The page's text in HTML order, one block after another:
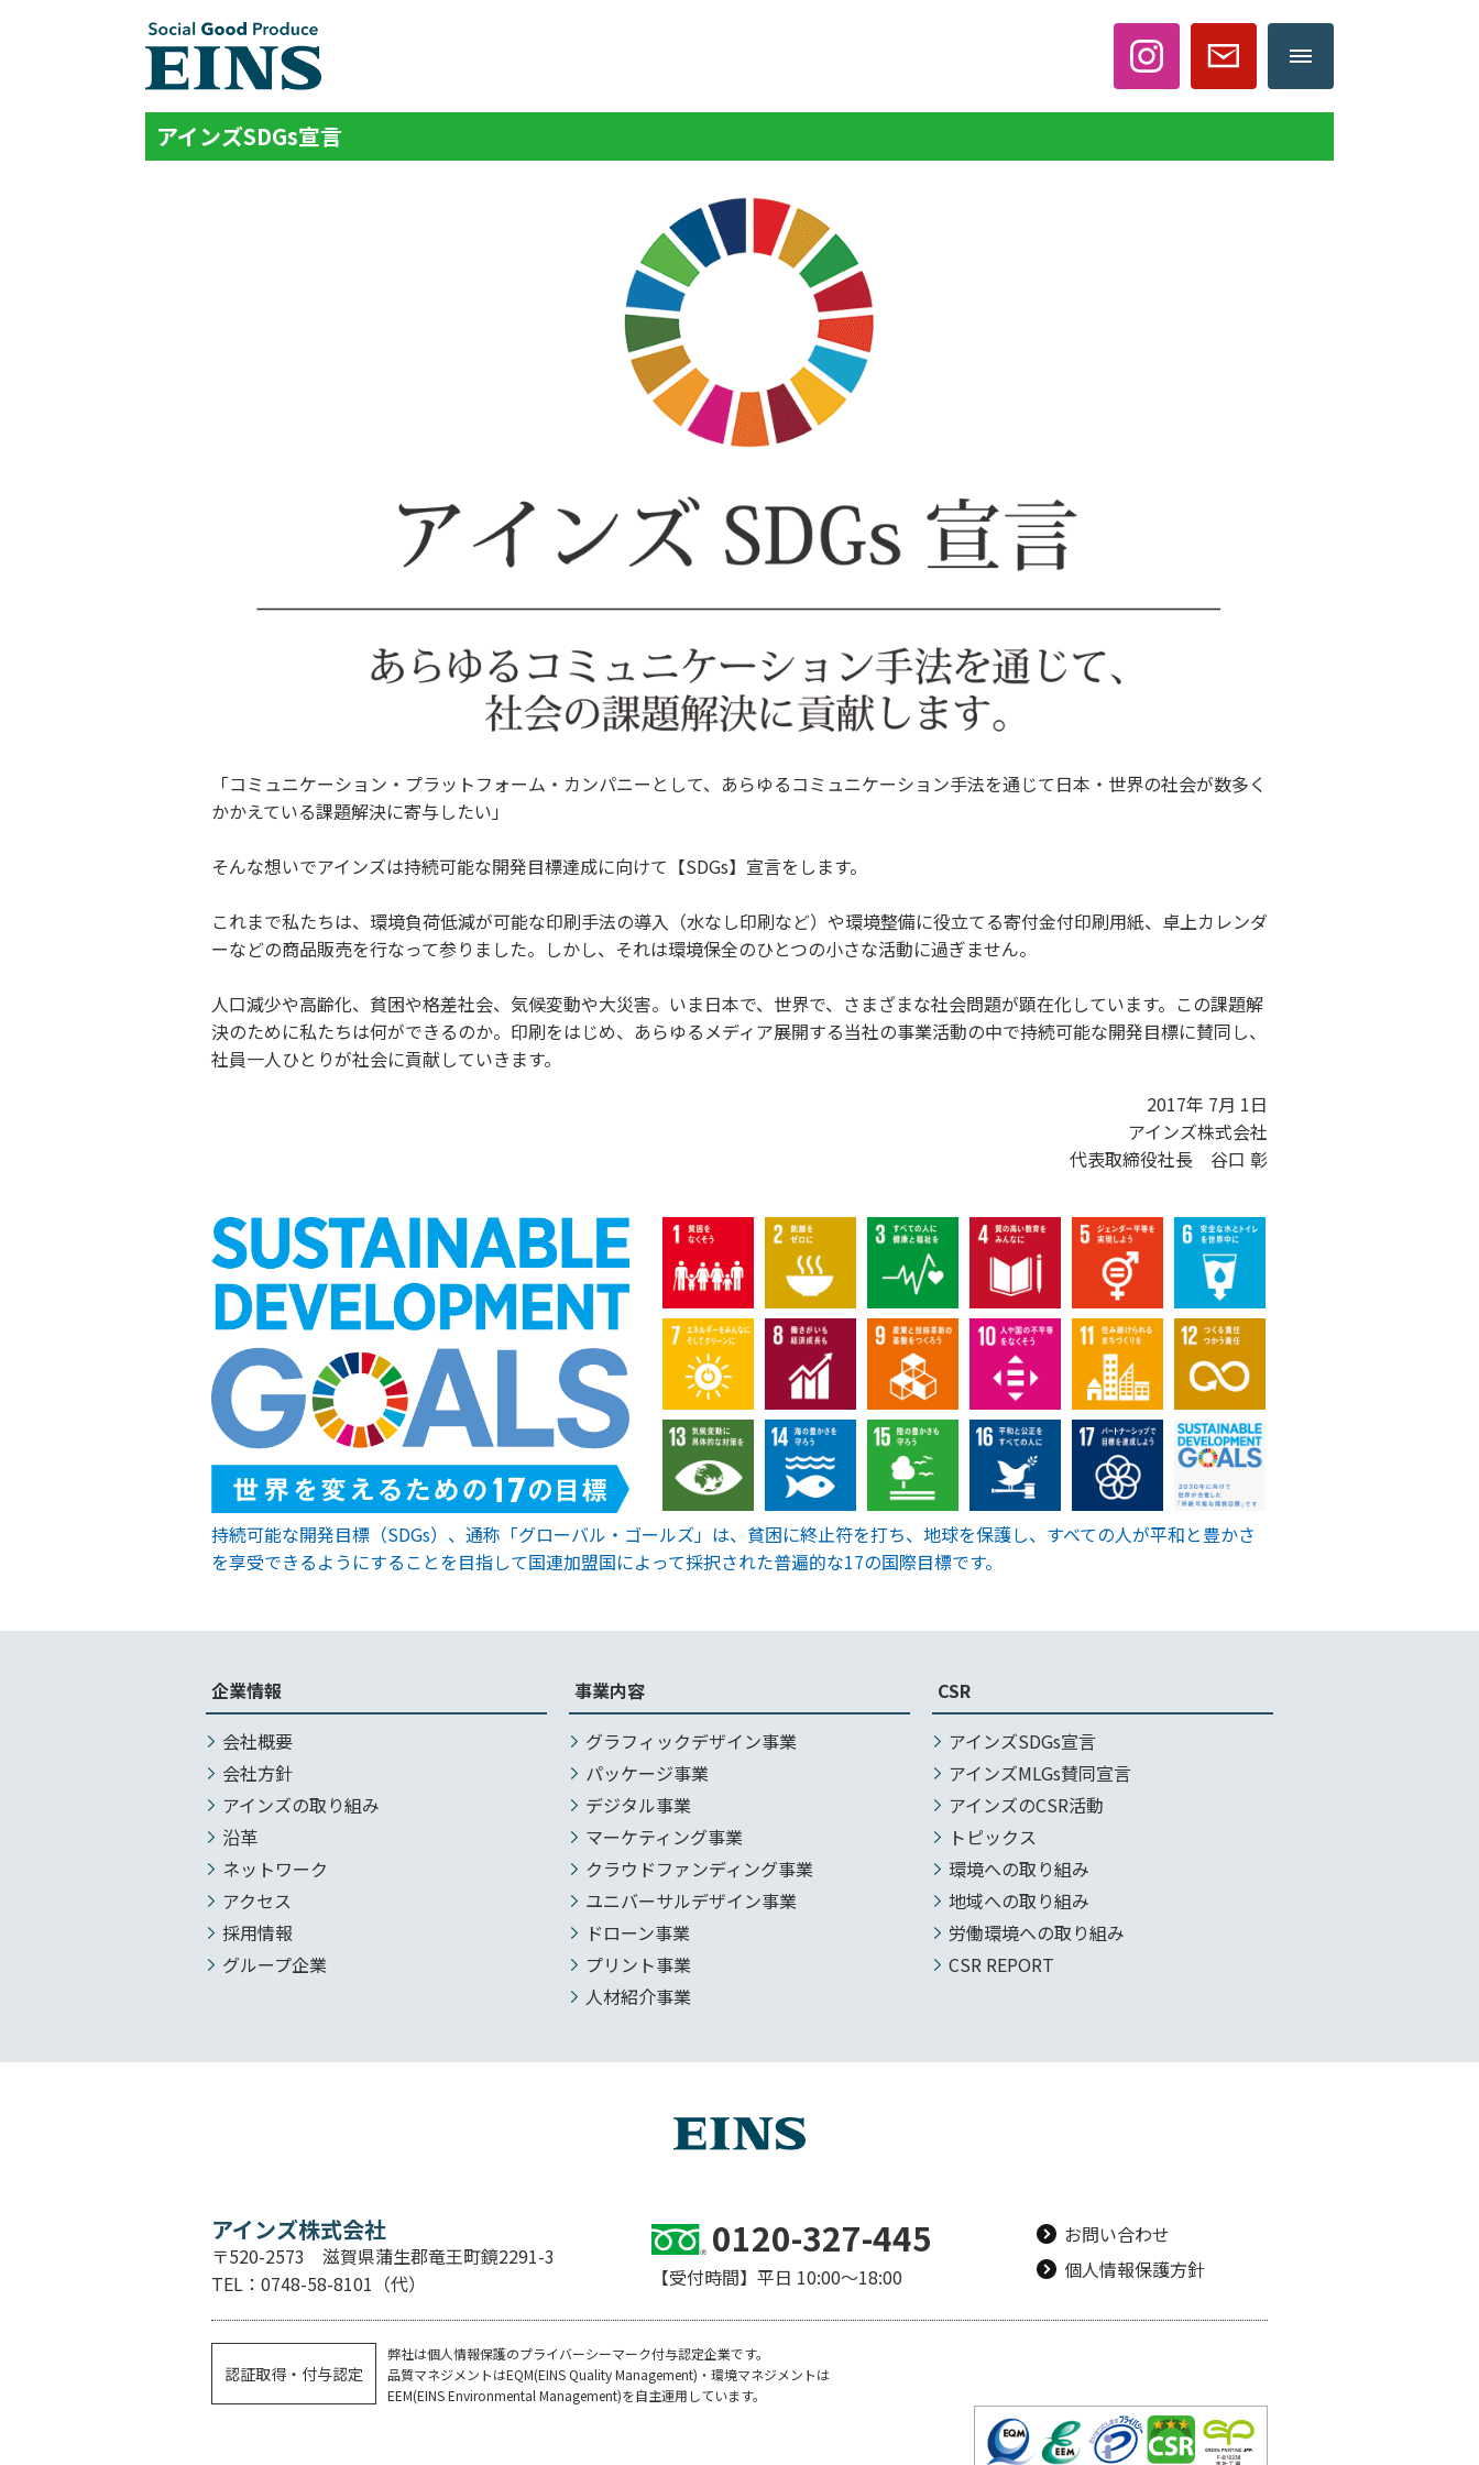
アインズSDGs宣言
「コミュニケーション・プラットフォーム・カンパニーとして、あらゆるコミュニケーション手法を通じて日本・世界の社会が数多く
かかえている課題解決に寄与したい」
そんな想いでアインズは持続可能な開発目標達成に向けて【SDGs】宣言をします。
これまで私たちは、環境負荷低減が可能な印刷手法の導入（水なし印刷など）や環境整備に役立てる寄付金付印刷用紙、卓上カレンダ
ーなどの商品販売を行なって参りました。しかし、それは環境保全のひとつの小さな活動に過ぎません。
人口減少や高齢化、貧困や格差社会、気候変動や大災害。いま日本で、世界で、さまざまな社会問題が顕在化しています。この課題解
決のために私たちは何ができるのか。印刷をはじめ、あらゆるメディア展開する当社の事業活動の中で持続可能な開発目標に賛同し、
社員一人ひとりが社会に貢献していきます。
2017年 7月 1日
アインズ株式会社
代表取締役社長 谷口 彰
持続可能な開発目標（SDGs）、通称「グローバル・ゴールズ」は、貧困に終止符を打ち、地球を保護し、すべての人が平和と豊かさ
を享受できるようにすることを目指して国連加盟国によって採択された普遍的な17の国際目標です。
企業情報
会社概要
会社方針
アインズの取り組み
沿革
ネットワーク
アクセス
採用情報
グループ企業
事業内容
グラフィックデザイン事業
パッケージ事業
デジタル事業
マーケティング事業
クラウドファンディング事業
ユニバーサルデザイン事業
ドローン事業
プリント事業
人材紹介事業
CSR
アインズSDGs宣言
アインズMLGs賛同宣言
アインズのCSR活動
トピックス
環境への取り組み
地域への取り組み
労働環境への取り組み
CSR REPORT
お問い合わせ
個人情報保護方針
アインズ株式会社
〒520-2573 滋賀県蒲生郡竜王町鏡2291-3
TEL：0748-58-8101（代）
0120-327-445
【受付時間】平日 10:00～18:00
認証取得・付与認定
弊社は個人情報保護のプライバーシーマーク付与認定企業です。
品質マネジメントはEQM(EINS Quality Management)・環境マネジメントは
EEM(EINS Environmental Management)を自主運用しています。